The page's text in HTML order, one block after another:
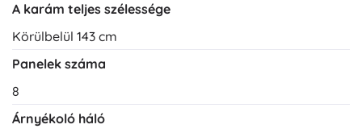
A karám teljes szélessége
Körülbelül 143 cm
Panelek száma
8
Árnyékoló háló